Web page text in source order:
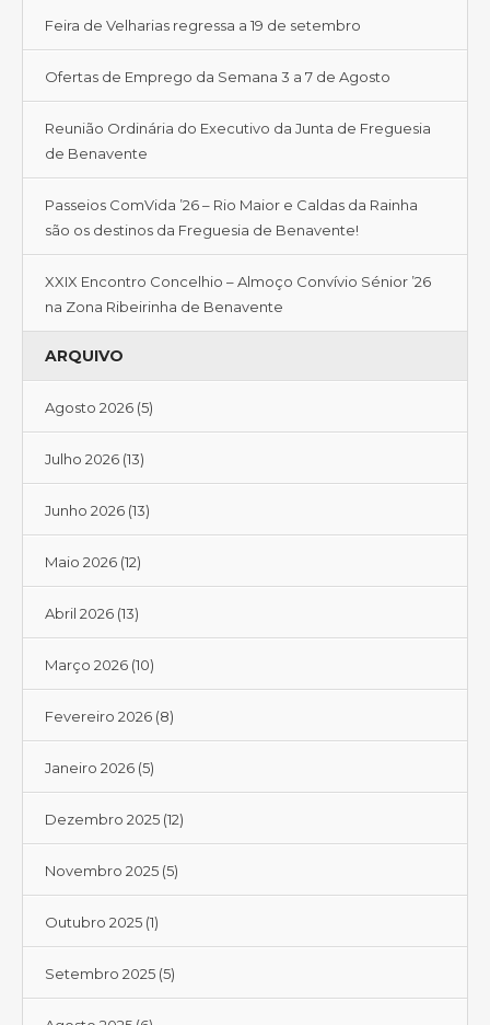
Feira de Velharias regressa a 19 de setembro
Ofertas de Emprego da Semana 3 a 7 de Agosto
Reunião Ordinária do Executivo da Junta de Freguesia
de Benavente
Passeios ComVida ’26 – Rio Maior e Caldas da Rainha
são os destinos da Freguesia de Benavente!
XXIX Encontro Concelhio – Almoço Convívio Sénior ’26
na Zona Ribeirinha de Benavente
ARQUIVO
Agosto 2026 (5)
Julho 2026 (13)
Junho 2026 (13)
Maio 2026 (12)
Abril 2026 (13)
Março 2026 (10)
Fevereiro 2026 (8)
Janeiro 2026 (5)
Dezembro 2025 (12)
Novembro 2025 (5)
Outubro 2025 (1)
Setembro 2025 (5)